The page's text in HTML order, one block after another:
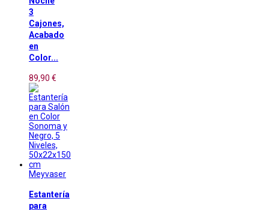
3
Cajones,
Acabado
en
Color...
89,90 €
Meyvaser
Estantería
para